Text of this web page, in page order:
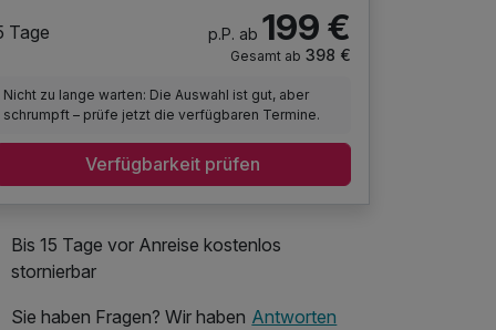
Tage
p.P. ab 199 €
Gesamt ab 398 €
Nicht zu lange warten: Die Auswahl ist gut, aber
schrumpft – prüfe jetzt die verfügbaren Termine.
Verfügbarkeit prüfen
Bis 15 Tage vor Anreise kostenlos
stornierbar
Sie haben Fragen? Wir haben Antworten